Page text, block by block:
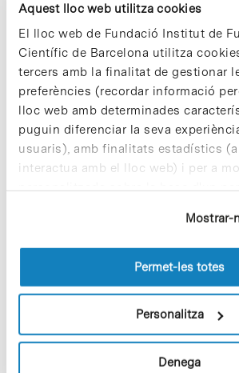
Aquest lloc web utilitza cookies
El lloc web de Fundació Institut de
Científic de Barcelona utilitza
tercers amb la finalitat de gestionar
preferències (recordar informació
lloc web amb determinades
puguin diferenciar la seva
usuaris), amb finalitats estadístics
interactua amb el lloc web) i per a
personalitzada sobre la base d'un
pàgines visitades). Per a obtenir
les cookies pot consultar laPolítica
Mostrar-
Permet-les totes
Personalitza
Denega
InEMPRESES
Genesis Biomed es
la contractació d’un
d’assessors de primer